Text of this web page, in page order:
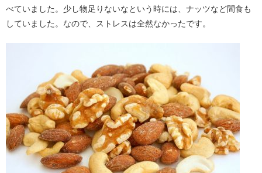
べていました。少し物足りないなという時には、ナッツなど間食も
していました。なので、ストレスは全然なかったです。